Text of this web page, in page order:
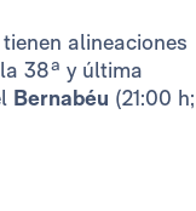
alineaciones
38ª y última
Bernabéu (21:00 h;